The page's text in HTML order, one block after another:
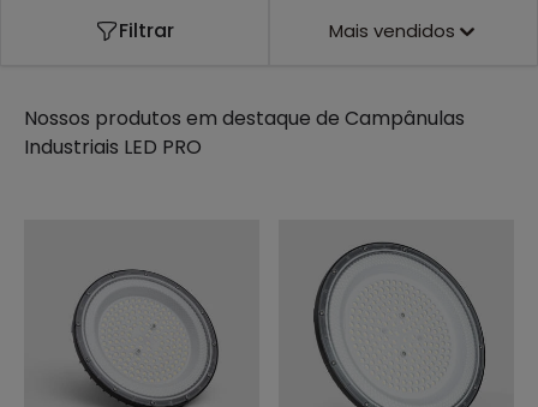
Filtrar Mais vendidos
Nossos produtos em destaque de Campânulas
Industriais LED PRO